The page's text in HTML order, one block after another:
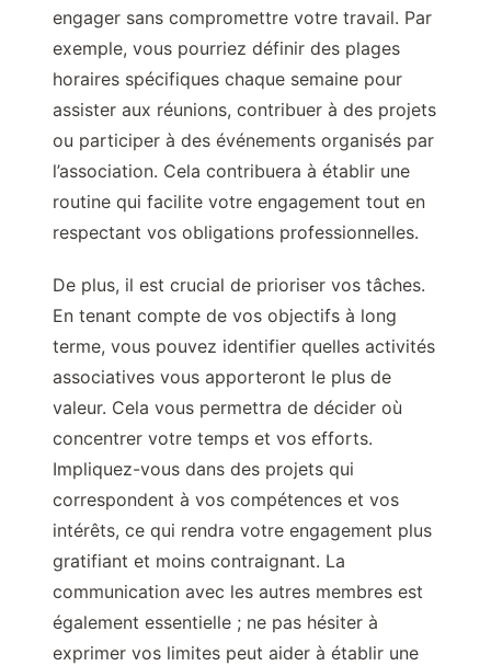
engager sans compromettre votre travail. Par
exemple, vous pourriez définir des plages
horaires spécifiques chaque semaine pour
assister aux réunions, contribuer à des projets
ou participer à des événements organisés par
l’association. Cela contribuera à établir une
routine qui facilite votre engagement tout en
respectant vos obligations professionnelles.
De plus, il est crucial de prioriser vos tâches.
En tenant compte de vos objectifs à long
terme, vous pouvez identifier quelles activités
associatives vous apporteront le plus de
valeur. Cela vous permettra de décider où
concentrer votre temps et vos efforts.
Impliquez-vous dans des projets qui
correspondent à vos compétences et vos
intérêts, ce qui rendra votre engagement plus
gratifiant et moins contraignant. La
communication avec les autres membres est
également essentielle ; ne pas hésiter à
exprimer vos limites peut aider à établir une